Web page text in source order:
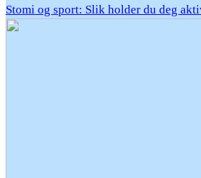
Stomi og sport: Slik holder du deg